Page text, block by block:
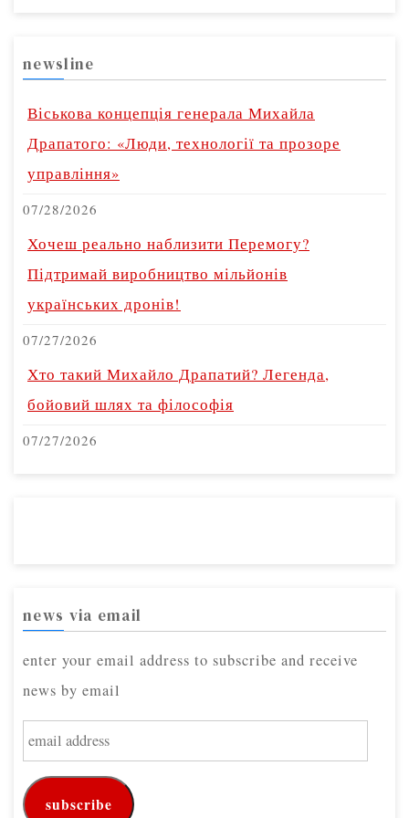
newsline
Віськова концепція генерала Михайла
Драпатого: «Люди, технології та прозоре
управління»
07/28/2026
Хочеш реально наблизити Перемогу?
Підтримай виробництво мільйонів
українських дронів!
07/27/2026
Хто такий Михайло Драпатий? Легенда,
бойовий шлях та філософія
07/27/2026
news via email
enter your email address to subscribe and receive
news by email
m
a
subscribe